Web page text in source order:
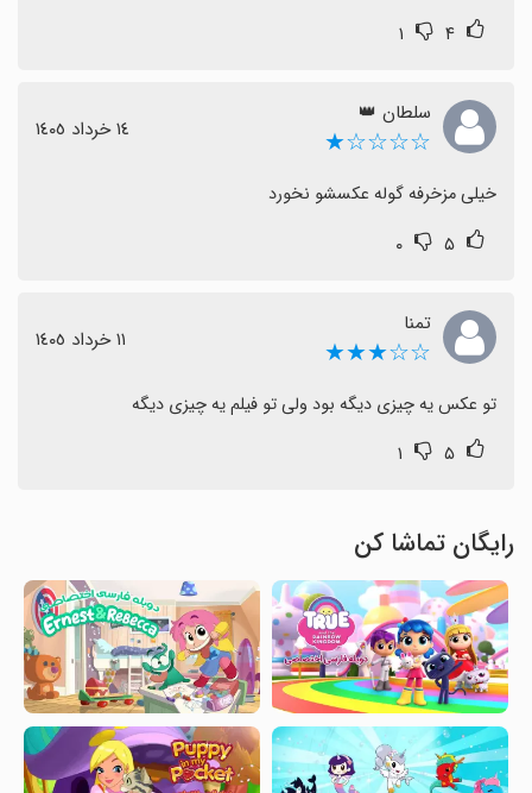
۴ ۱
سلطان 👑
☆☆☆☆★ ١٤ خرداد ١٤٠٥
خیلی مزخرفه گوله عکسشو نخورد
۵ ۰
تمنا
☆☆★★★ ١١ خرداد ١٤٠٥
تو عکس یه چیزی دیگه بود ولی تو فیلم یه چیزی دیگه
۵ ۱
رایگان تماشا کن